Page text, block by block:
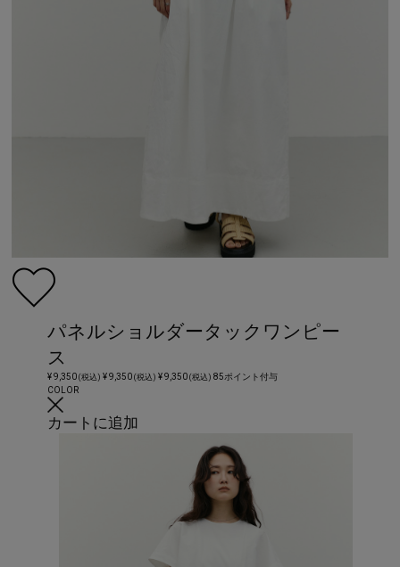
パネルショルダータックワンピー
ス
¥ 9,350(税込) ¥ 9,350(税込) ¥ 9,350(税込) 85ポイント付与
COLOR
カートに追加